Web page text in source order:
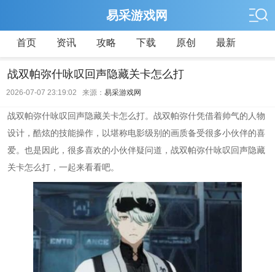
易采游戏网
首页 资讯 攻略 下载 原创 最新
战双帕弥什咏叹回声隐藏关卡怎么打
2026-07-07 23:19:02 来源： 易采游戏网
战双帕弥什咏叹回声隐藏关卡怎么打。战双帕弥什凭借着帅气的人物
设计，酷炫的技能操作，以堪称电影级别的画质备受很多小伙伴的喜
爱。也是因此，很多喜欢的小伙伴疑问道，战双帕弥什咏叹回声隐藏
关卡怎么打，一起来看看吧。